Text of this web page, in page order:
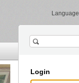
Language
Login